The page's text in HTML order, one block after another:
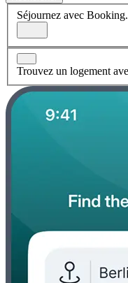
Séjournez avec
Trouvez un logement